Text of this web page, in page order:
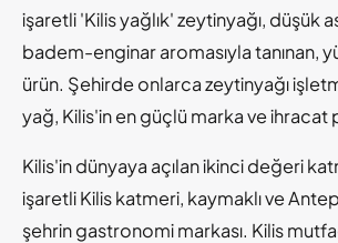
işaretli 'Kilis yağlık' zeytinyağı, düşük
badem-enginar aromasıyla tanınan,
ürün. Şehirde onlarca zeytinyağı
yağ, Kilis'in en güçlü marka ve ihracat
Kilis'in dünyaya açılan ikinci değeri
işaretli Kilis katmeri, kaymaklı ve Antep
şehrin gastronomi markası. Kilis